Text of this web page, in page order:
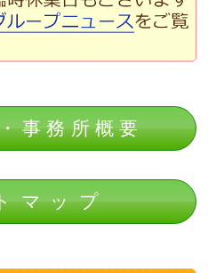
事務所概要
マップ